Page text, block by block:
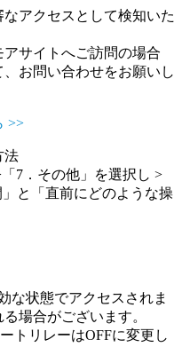
アクセスとして検知いた
サイトへご訪問の場合
お問い合わせをお願いし
>>
法
7．その他」を選択し >
と「直前にどのような操
な状態でアクセスされま
場合がございます。
トリレーはOFFに変更し